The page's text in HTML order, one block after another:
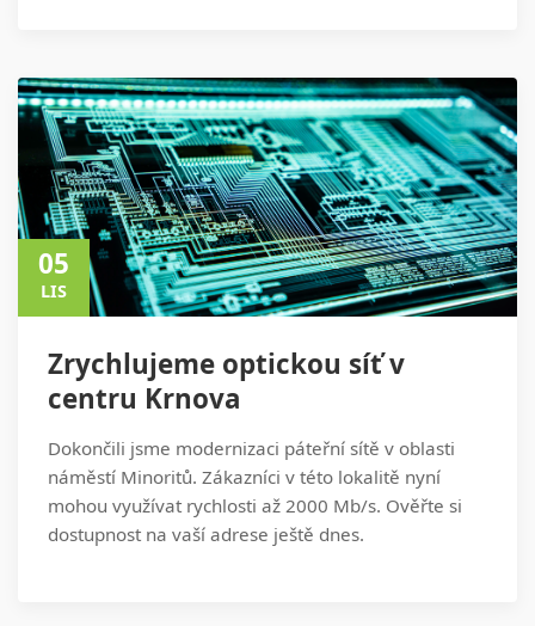
05
LIS
Zrychlujeme optickou síť v
centru Krnova
Dokončili jsme modernizaci páteřní sítě v oblasti
náměstí Minoritů. Zákazníci v této lokalitě nyní
mohou využívat rychlosti až 2000 Mb/s. Ověřte si
dostupnost na vaší adrese ještě dnes.